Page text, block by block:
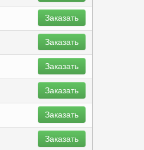
Заказать
Заказать
Заказать
Заказать
Заказать
Заказать